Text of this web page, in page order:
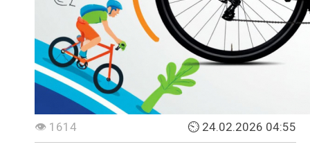
👁 1614 ⏲ 24.02.2026 04:55